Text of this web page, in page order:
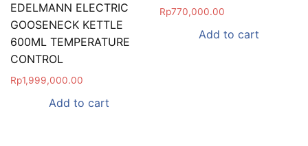
EDELMANN ELECTRIC
GOOSENECK KETTLE
600ML TEMPERATURE
CONTROL
Rp1,999,000.00
Add to cart
Rp770,000.00
Add to cart